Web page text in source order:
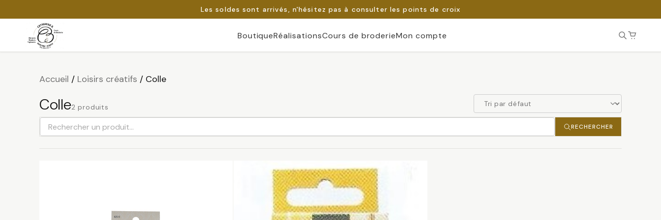
Les soldes sont arrivés, n'hésitez pas à consulter les points de croix
Passer
BoutiqueRéalisationsCours de broderieMon compte
Accueil / Loisirs créatifs / Colle
Colle2 produits
Rechercher
un
RECHERCHER